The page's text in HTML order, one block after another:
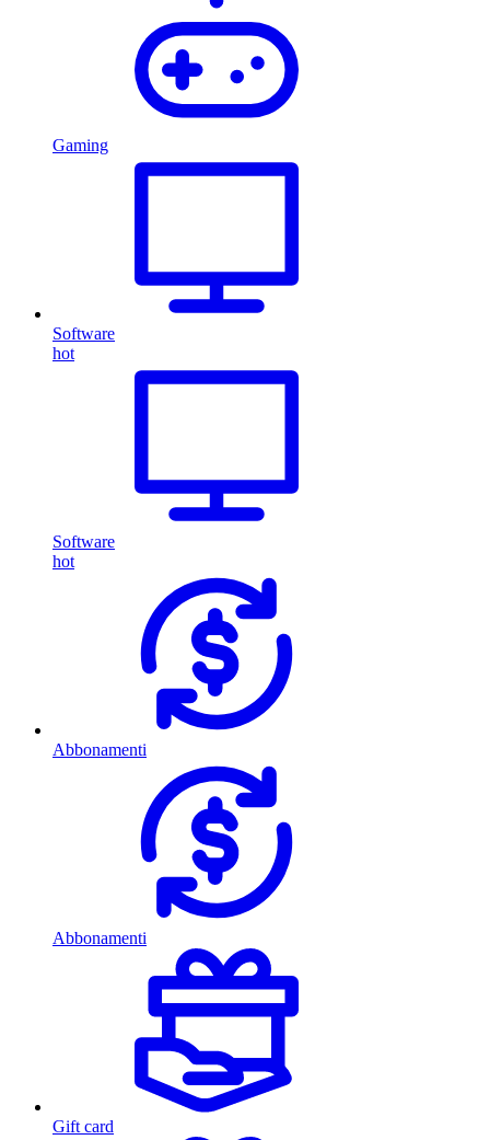
Gaming
Software
hot
Software
hot
Abbonamenti
Abbonamenti
Gift card